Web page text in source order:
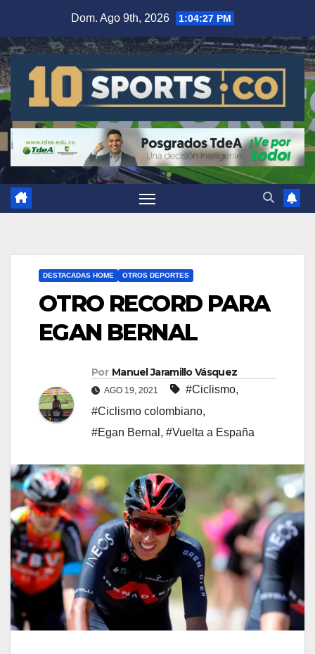
Dom. Ago 9th, 2026 1:04:28 PM
DESTACADAS HOME OTROS DEPORTES
OTRO RECORD PARA
EGAN BERNAL
Por Manuel Jaramillo Vásquez
AGO 19, 2021 #Ciclismo,
#Ciclismo colombiano,
#Egan Bernal , #Vuelta a España